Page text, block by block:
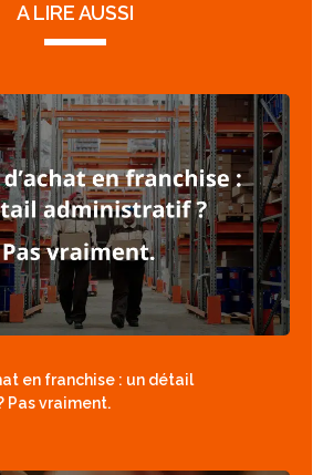
A LIRE AUSSI
en franchise : un détail
Pas vraiment.